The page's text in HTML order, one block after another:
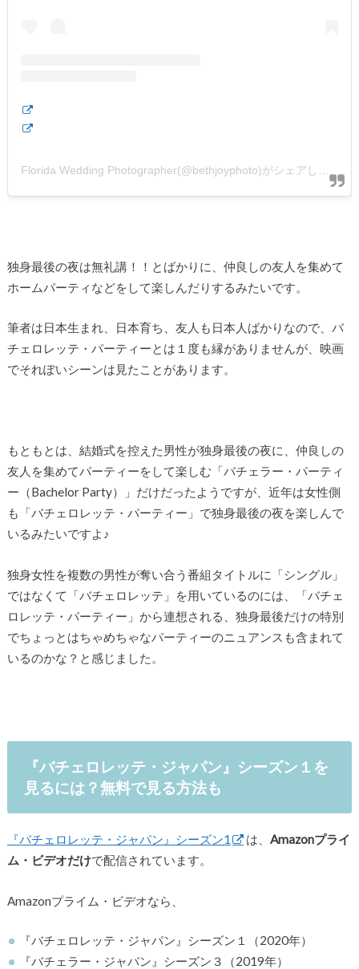
独身最後の夜は無礼講！！とばかりに、仲良しの友人を集めて
ホームパーティなどをして楽しんだりするみたいです。
筆者は日本生まれ、日本育ち、友人も日本人ばかりなので、バ
チェロレッテ・パーティーとは１度も縁がありませんが、映画
でそれぽいシーンは見たことがあります。
もともとは、結婚式を控えた男性が独身最後の夜に、仲良しの
友人を集めてパーティーをして楽しむ「バチェラー・パーティ
ー（Bachelor Party）」だけだったようですが、近年は女性側
も「バチェロレッテ・パーティー」で独身最後の夜を楽しんで
いるみたいですよ♪
独身女性を複数の男性が奪い合う番組タイトルに「シングル」
ではなくて「バチェロレッテ」を用いているのには、「バチェ
ロレッテ・パーティー」から連想される、独身最後だけの特別
でちょっとはちゃめちゃなパーティーのニュアンスも含まれて
いるのかな？と感じました。
『バチェロレッテ・ジャパン』シーズン１を
見るには？無料で見る方法も
『バチェロレッテ・ジャパン』シーズン1 は、 Amazonプライ
ム・ビデオだけで配信されています。
Amazonプライム・ビデオなら、
『バチェロレッテ・ジャパン』シーズン１（2020年）
『バチェラー・ジャパン』シーズン３（2019年）